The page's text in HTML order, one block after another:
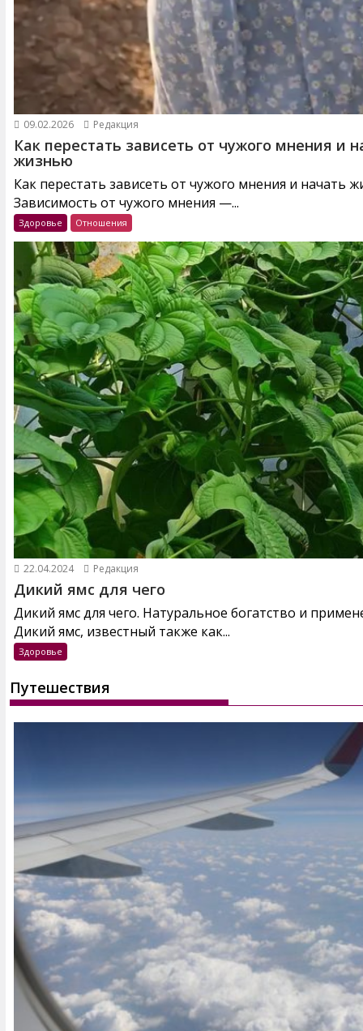
09.02.2026 Редакция
Как перестать зависеть от чужого мнения и
жизнью
Как перестать зависеть от чужого мнения и начать
Зависимость от чужого мнения —...
Здоровье Отношения
22.04.2024 Редакция
Дикий ямс для чего
Дикий ямс для чего. Натуральное богатство и
Дикий ямс, известный также как...
Здоровье
Путешествия